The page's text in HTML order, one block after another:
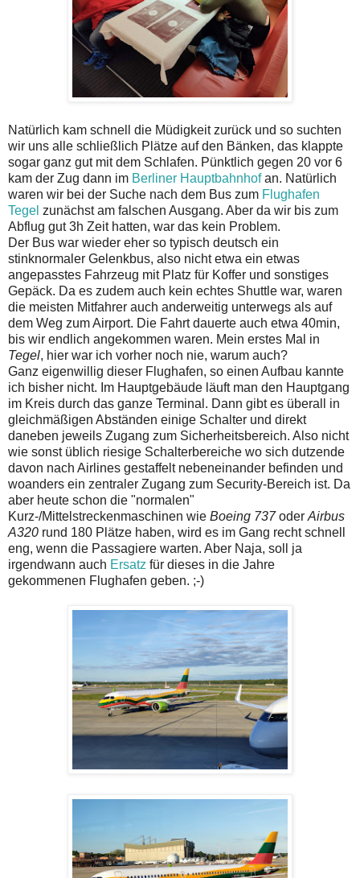
Natürlich kam schnell die Müdigkeit zurück und so suchten
wir uns alle schließlich Plätze auf den Bänken, das klappte
sogar ganz gut mit dem Schlafen. Pünktlich gegen 20 vor 6
kam der Zug dann im Berliner Hauptbahnhofan. Natürlich
waren wir bei der Suche nach dem Bus zum Flughafen
Tegel zunächst am falschen Ausgang. Aber da wir bis zum
Abflug gut 3h Zeit hatten, war das kein Problem.
Der Bus war wieder eher so typisch deutsch ein
stinknormaler Gelenkbus, also nicht etwa ein etwas
angepasstes Fahrzeug mit Platz für Koffer und sonstiges
Gepäck. Da es zudem auch kein echtes Shuttle war, waren
die meisten Mitfahrer auch anderweitig unterwegs als auf
dem Weg zum Airport. Die Fahrt dauerte auch etwa 40min,
bis wir endlich angekommen waren. Mein erstes Mal in
Tegel, hier war ich vorher noch nie, warum auch?
Ganz eigenwillig dieser Flughafen, so einen Aufbau kannte
ich bisher nicht. Im Hauptgebäude läuft man den Hauptgang
im Kreis durch das ganze Terminal. Dann gibt es überall in
gleichmäßigen Abständen einige Schalter und direkt
daneben jeweils Zugang zum Sicherheitsbereich. Also nicht
wie sonst üblich riesige Schalterbereiche wo sich dutzende
davon nach Airlines gestaffelt nebeneinander befinden und
woanders ein zentraler Zugang zum Security-Bereich ist. Da
aber heute schon die "normalen"
Kurz-/Mittelstreckenmaschinen wie Boeing 737oder Airbus
A320 rund 180 Plätze haben, wird es im Gang recht schnell
eng, wenn die Passagiere warten. Aber Naja, soll ja
irgendwann auch Ersatz für dieses in die Jahre
gekommenen Flughafen geben. ;-)